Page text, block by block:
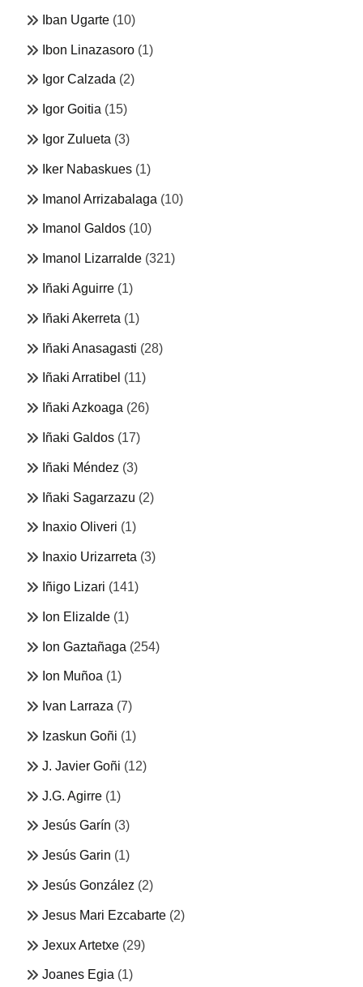
Iban Ugarte (10)
Ibon Linazasoro (1)
Igor Calzada (2)
Igor Goitia (15)
Igor Zulueta (3)
Iker Nabaskues (1)
Imanol Arrizabalaga (10)
Imanol Galdos (10)
Imanol Lizarralde (321)
Iñaki Aguirre (1)
Iñaki Akerreta (1)
Iñaki Anasagasti (28)
Iñaki Arratibel (11)
Iñaki Azkoaga (26)
Iñaki Galdos (17)
Iñaki Méndez (3)
Iñaki Sagarzazu (2)
Inaxio Oliveri (1)
Inaxio Urizarreta (3)
Iñigo Lizari (141)
Ion Elizalde (1)
Ion Gaztañaga (254)
Ion Muñoa (1)
Ivan Larraza (7)
Izaskun Goñi (1)
J. Javier Goñi (12)
J.G. Agirre (1)
Jesús Garín (3)
Jesús Garin (1)
Jesús González (2)
Jesus Mari Ezcabarte (2)
Jexux Artetxe (29)
Joanes Egia (1)